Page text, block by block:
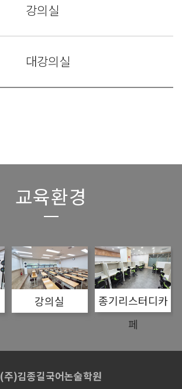
강의실
대강의실
교육환경
강의실
종기리스터디카
페
(주)김종길국어논술학원